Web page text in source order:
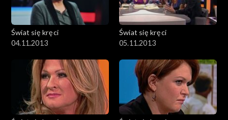
Świat się kręci
04.11.2013
Świat się kręci
05.11.2013